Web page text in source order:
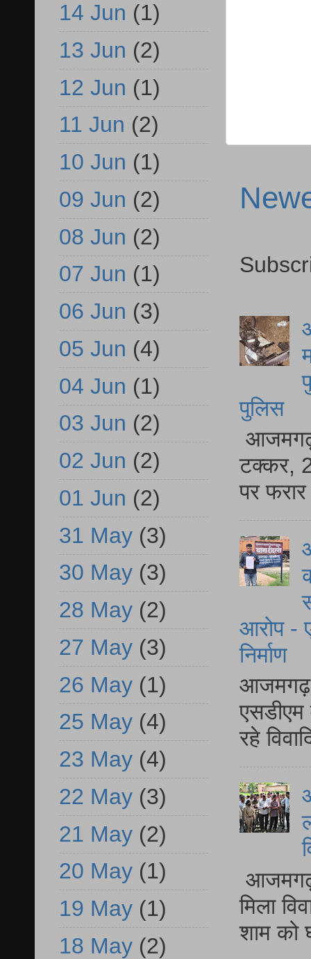
पुलिस
आजमगढ़
टक्कर,
पर
आरोप -
निर्माण
आजमगढ़
एसडीएम
रहे
आजमगढ़
मिला
शाम को
14 Jun (1)
13 Jun (2)
12 Jun (1)
11 Jun (2)
10 Jun (1)
09 Jun (2)
08 Jun (2)
07 Jun (1)
06 Jun (3)
05 Jun (4)
04 Jun (1)
03 Jun (2)
02 Jun (2)
01 Jun (2)
31 May (3)
30 May (3)
28 May (2)
27 May (3)
26 May (1)
25 May (4)
23 May (4)
22 May (3)
21 May (2)
20 May (1)
19 May (1)
18 May (2)